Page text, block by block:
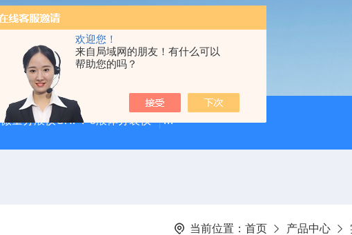
欢迎您！
来自局域网的朋友！有什么可以
帮助您的吗？
微量分液仪CHFY-8液体分装仪 全自动放射性水样蒸发浓缩赶酸仪
当前位置： 首页 产品中心